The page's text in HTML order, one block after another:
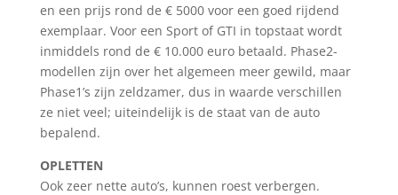
en een prijs rond de € 5000 voor een goed rijdend
exemplaar. Voor een Sport of GTI in topstaat wordt
inmiddels rond de € 10.000 euro betaald. Phase2-
modellen zijn over het algemeen meer gewild, maar
Phase1’s zijn zeldzamer, dus in waarde verschillen
ze niet veel; uiteindelijk is de staat van de auto
bepalend.
OPLETTEN
Ook zeer nette auto’s, kunnen roest verbergen.